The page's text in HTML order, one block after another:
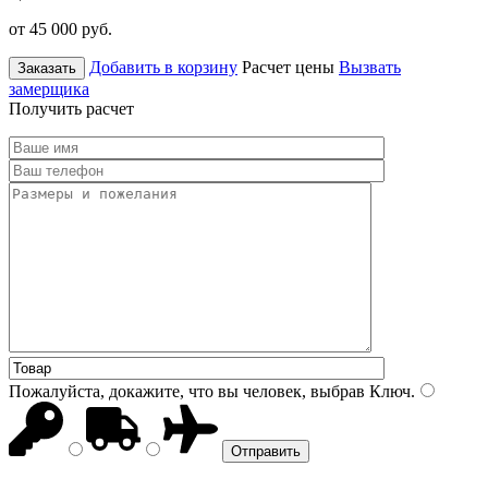
от 45 000 руб.
Заказать Добавить в корзину Расчет цены Вызвать
замерщика
Получить расчет
Пожалуйста, докажите, что вы человек, выбрав Ключ.